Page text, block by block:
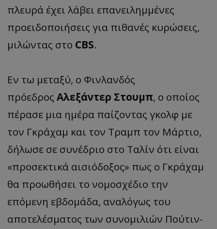
πλευρά έχει λάβει επανειλημμένες
προειδοποιήσεις για πιθανές κυρώσεις,
μιλώντας στο CBS.
Εν τω μεταξύ, ο Φινλανδός
πρόεδρος Αλεξάντερ Στουμπ, ο οποίος
πέρασε μια ημέρα παίζοντας γκολφ με
τον Γκράχαμ και τον Τραμπ τον Μάρτιο,
δήλωσε σε συνέδριο στο Ταλίν ότι είναι
«προσεκτικά αισιόδοξος» πως ο Γκράχαμ
θα προωθήσει το νομοσχέδιο την
επόμενη εβδομάδα, αναλόγως του
αποτελέσματος των συνομιλιών Πούτιν-